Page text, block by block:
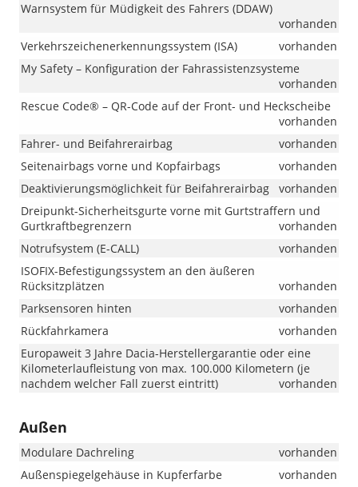
4×4)
Warnsystem für Müdigkeit des Fahrers (DDAW)
vorhanden
Verkehrszeichenerkennungssystem (ISA)
vorhanden
My Safety – Konfiguration der Fahrassistenzsysteme
vorhanden
Rescue Code® – QR-Code auf der Front- und Heckscheibe
vorhanden
Fahrer- und Beifahrerairbag
vorhanden
Seitenairbags vorne und Kopfairbags
vorhanden
Deaktivierungsmöglichkeit für Beifahrerairbag
vorhanden
Dreipunkt-Sicherheitsgurte vorne mit Gurtstraffern und
Gurtkraftbegrenzern
vorhanden
Notrufsystem (E-CALL)
vorhanden
ISOFIX-Befestigungssystem an den äußeren
Rücksitzplätzen
vorhanden
Parksensoren hinten
vorhanden
Rückfahrkamera
vorhanden
Europaweit 3 Jahre Dacia-Herstellergarantie oder eine
Kilometerlaufleistung von max. 100.000 Kilometern (je
nachdem welcher Fall zuerst eintritt)
vorhanden
Außen
Modulare Dachreling
vorhanden
Außenspiegelgehäuse in Kupferfarbe
vorhanden